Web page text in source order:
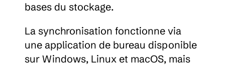
bases du stockage.
La synchronisation fonctionne via
une application de bureau disponible
sur Windows, Linux et macOS, mais